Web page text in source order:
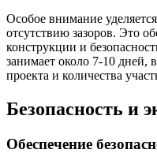
Особое внимание
отсутствию зазоров. Это
конструкции и
занимает около 7-10 дней,
проекта и количества
Безопасность и
Обеспечение